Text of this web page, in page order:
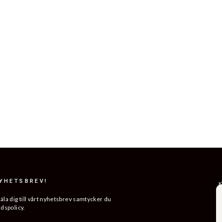
dig till vårt nyhetsbrev samtycker du